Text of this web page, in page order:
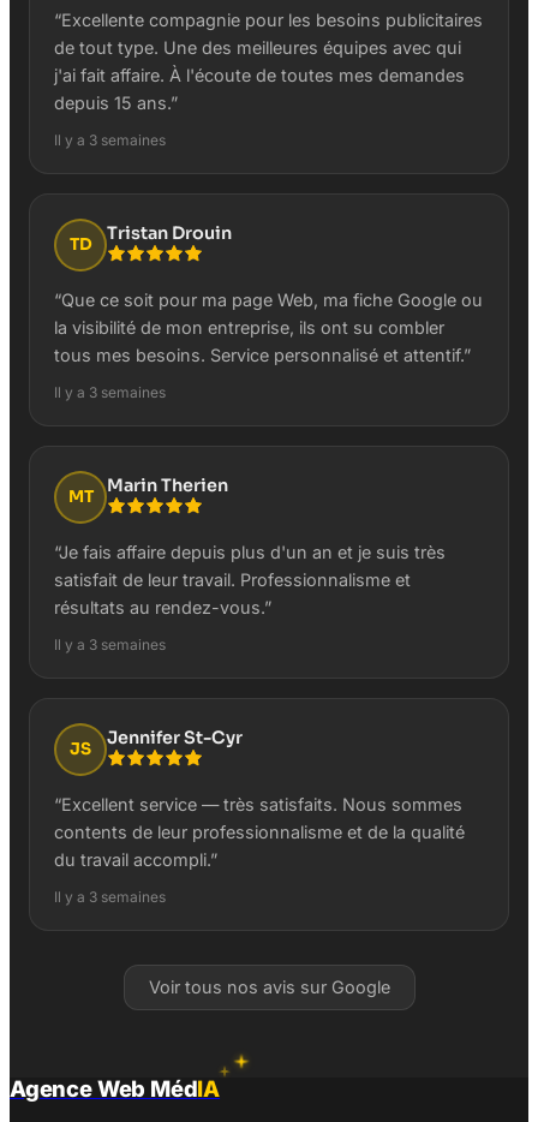
“Excellente compagnie pour les besoins publicitaires
de tout type. Une des meilleures équipes avec qui
j'ai fait affaire. À l'écoute de toutes mes demandes
depuis 15 ans.”
Il y a 3 semaines
TD
Tristan Drouin
“Que ce soit pour ma page Web, ma fiche Google ou
la visibilité de mon entreprise, ils ont su combler
tous mes besoins. Service personnalisé et attentif.”
Il y a 3 semaines
MT
Marin Therien
“Je fais affaire depuis plus d'un an et je suis très
satisfait de leur travail. Professionnalisme et
résultats au rendez-vous.”
Il y a 3 semaines
JS
Jennifer St-Cyr
“Excellent service — très satisfaits. Nous sommes
contents de leur professionnalisme et de la qualité
du travail accompli.”
Il y a 3 semaines
Voir tous nos avis sur Google
Agence Web MédIA